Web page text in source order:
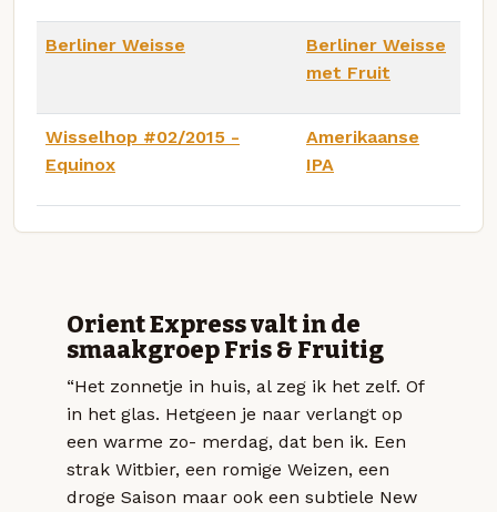
Berliner Weisse
Berliner Weisse
met Fruit
Wisselhop #02/2015 -
Equinox
Amerikaanse
IPA
Orient Express valt in de
smaakgroep Fris & Fruitig
“Het zonnetje in huis, al zeg ik het zelf. Of
in het glas. Hetgeen je naar verlangt op
een warme zo- merdag, dat ben ik. Een
strak Witbier, een romige Weizen, een
droge Saison maar ook een subtiele New